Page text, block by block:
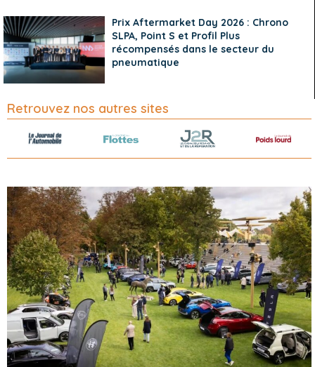
Prix Aftermarket Day 2026 : Chrono
SLPA, Point S et Profil Plus
récompensés dans le secteur du
pneumatique
Retrouvez nos autres sites